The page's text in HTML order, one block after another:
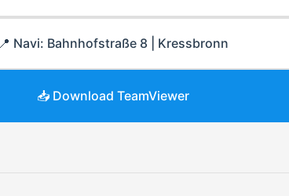
📍 Navi: Bahnhofstraße 8 | Kressbronn
📥 Download TeamViewer